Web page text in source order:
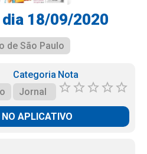
18/09/2020
de São Paulo
Categoria
Jornal
Nota
APLICATIVO